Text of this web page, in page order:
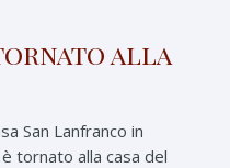
tornato alla
San Lanfranco in
tornato alla casa del